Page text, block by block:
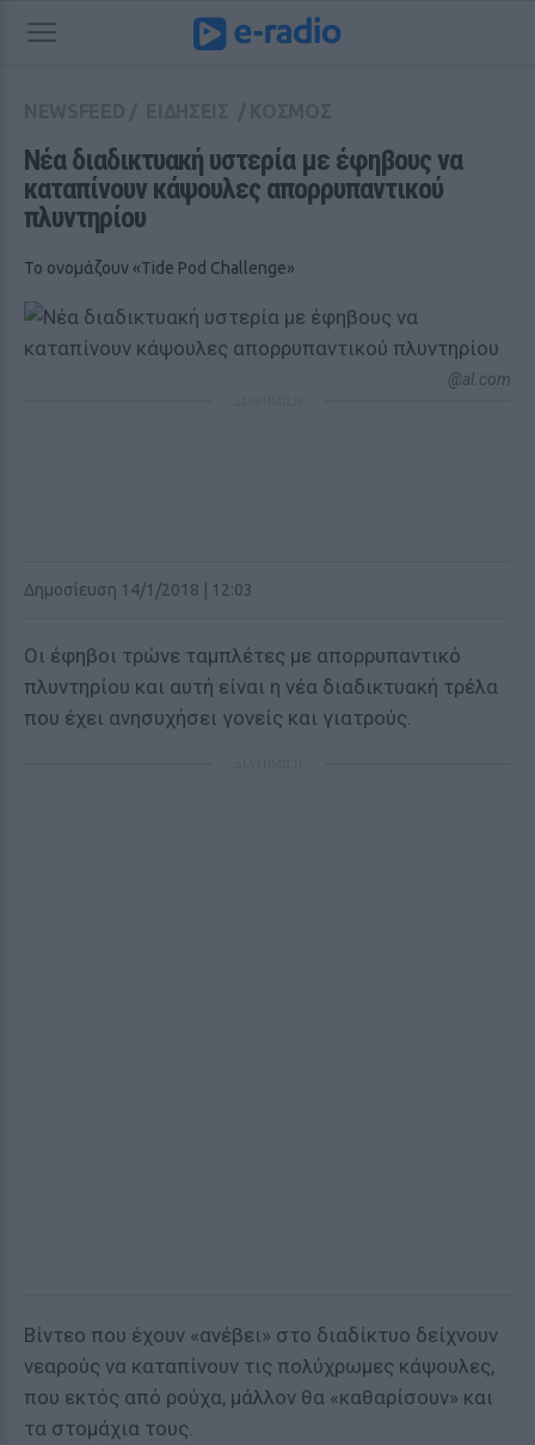
Νέα διαδικτυακή υστερία με έφηβους να
καταπίνουν κάψουλες απορρυπαντικού
πλυντηρίου
Το ονομάζουν «Tide Pod Challenge»
@al.com
Δημοσίευση 14/1/2018 | 12:03
Οι έφηβοι τρώνε ταμπλέτες με απορρυπαντικό
πλυντηρίου και αυτή είναι η νέα διαδικτυακή τρέλα
που έχει ανησυχήσει γονείς και γιατρούς.
Βίντεο που έχουν «ανέβει» στο διαδίκτυο δείχνουν
νεαρούς να καταπίνουν τις πολύχρωμες κάψουλες,
που εκτός από ρούχα, μάλλον θα «καθαρίσουν» και
τα στομάχια τους.